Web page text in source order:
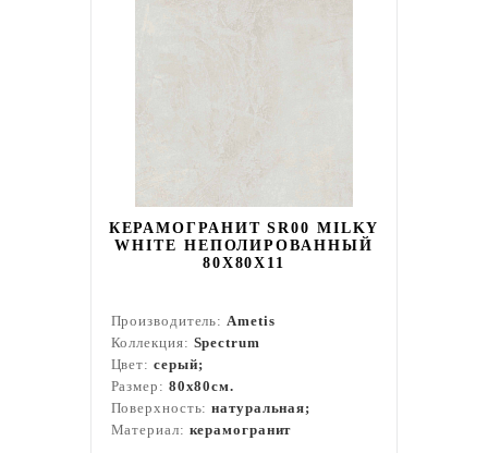
КЕРАМОГРАНИТ SR00 MILKY
WHITE НЕПОЛИРОВАННЫЙ
80X80Х11
Производитель:Ametis
Коллекция: Spectrum
Цвет: серый;
Размер: 80x80см.
Поверхность:натуральная;
Материал: керамогранит